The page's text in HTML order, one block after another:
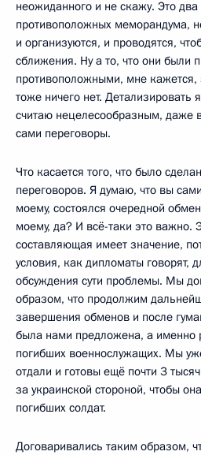
неожиданного и не скажу. Это
противоположных меморандума,
и организуются, и проводятся,
сближения. Ну а то, что они были
противоположными, мне кажется,
тоже ничего нет. Детализировать
считаю нецелесообразным, даже
сами переговоры.
Что касается того, что было
переговоров. Я думаю, что вы
моему, состоялся очередной
моему, да? И всё-таки это важно.
составляющая имеет значение,
условия, как дипломаты говорят,
обсуждения сути проблемы. Мы
образом, что продолжим
завершения обменов и после
была нами предложена, а именно
погибших военнослужащих. Мы
отдали и готовы ещё почти 3
за украинской стороной, чтобы
погибших солдат.
Договаривались таким образом,